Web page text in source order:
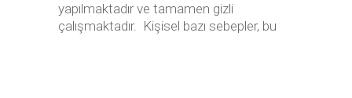
yapılmaktadır ve tamamen gizli
çalışmaktadır. Kişisel bazı sebepler, bu